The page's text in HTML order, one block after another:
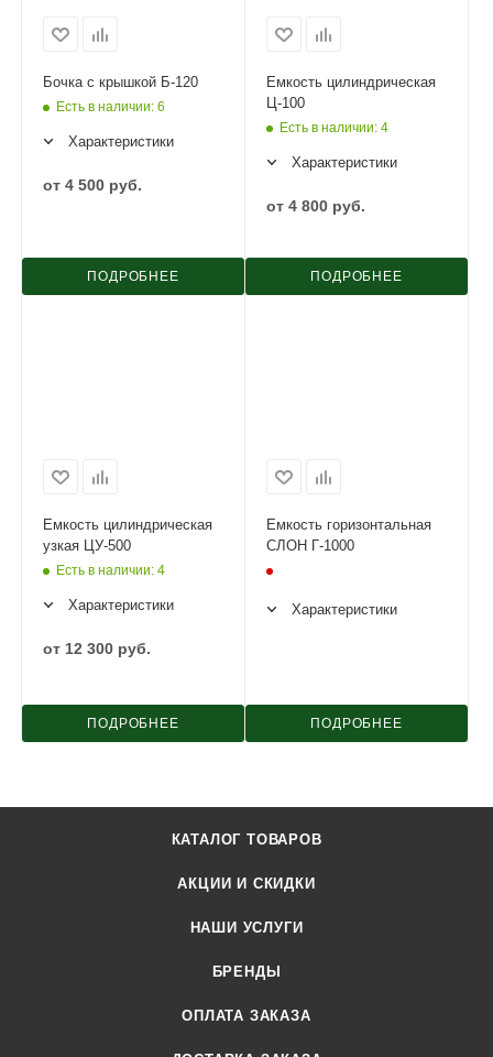
Бочка с крышкой Б-120
Есть в наличии: 6
Характеристики
от 4 500 руб.
ПОДРОБНЕЕ
Емкость цилиндрическая
Ц-100
Есть в наличии: 4
Характеристики
от 4 800 руб.
ПОДРОБНЕЕ
Емкость цилиндрическая
узкая ЦУ-500
Есть в наличии: 4
Характеристики
от 12 300 руб.
ПОДРОБНЕЕ
Емкость горизонтальная
СЛОН Г-1000
Характеристики
ПОДРОБНЕЕ
КАТАЛОГ ТОВАРОВ
АКЦИИ И СКИДКИ
НАШИ УСЛУГИ
БРЕНДЫ
ОПЛАТА ЗАКАЗА